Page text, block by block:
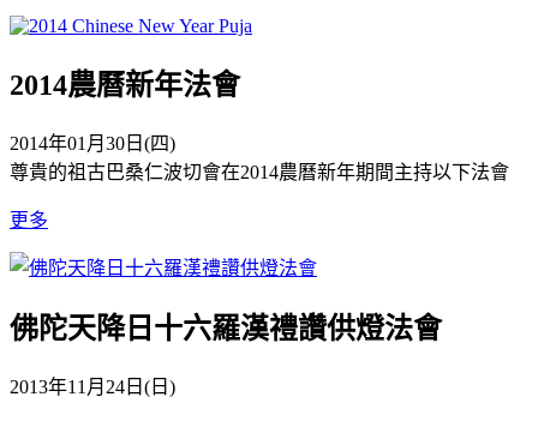
2014農曆新年法會
2014年01月30日(四)
尊貴的祖古巴桑仁波切會在2014農曆新年期間主持以下法會
更多
佛陀天降日十六羅漢禮讚供燈法會
2013年11月24日(日)